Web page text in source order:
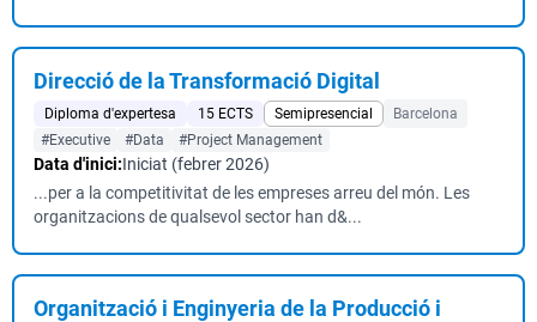
Direcció de la Transformació Digital
Diploma d'expertesa 15 ECTS Semipresencial
Barcelona
#Executive
#Data #Project Management
Data d'inici:Iniciat (febrer 2026)
...per a la competitivitat de les empreses arreu del món. Les
organitzacions de qualsevol sector han d&...
Organització i Enginyeria de la Producció i